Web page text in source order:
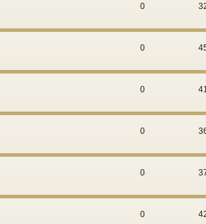
0
0
0
0
0
0